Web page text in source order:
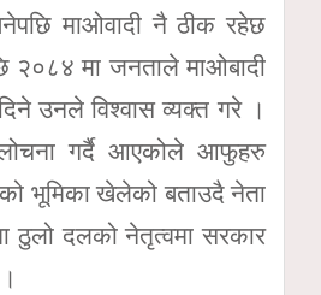
माओवादी नै ठीक रहेछ
२०८४ मा जनताले माओबादी
उनले विश्वास व्यक्त गरे ।
गर्दै आएकोले आफुहरु
भूमिका खेलेको बताउदै नेता
ठुलो दलको नेतृत्वमा सरकार